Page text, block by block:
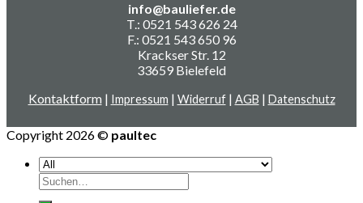
info@bauliefer.de
T.: 0521 543 626 24
F.: 0521 543 650 96
Krackser Str. 12
33659 Bielefeld
Kontaktform | Impressum | Widerruf| AGB | Datenschutz
Copyright 2026 © paultec
Suche
nach: